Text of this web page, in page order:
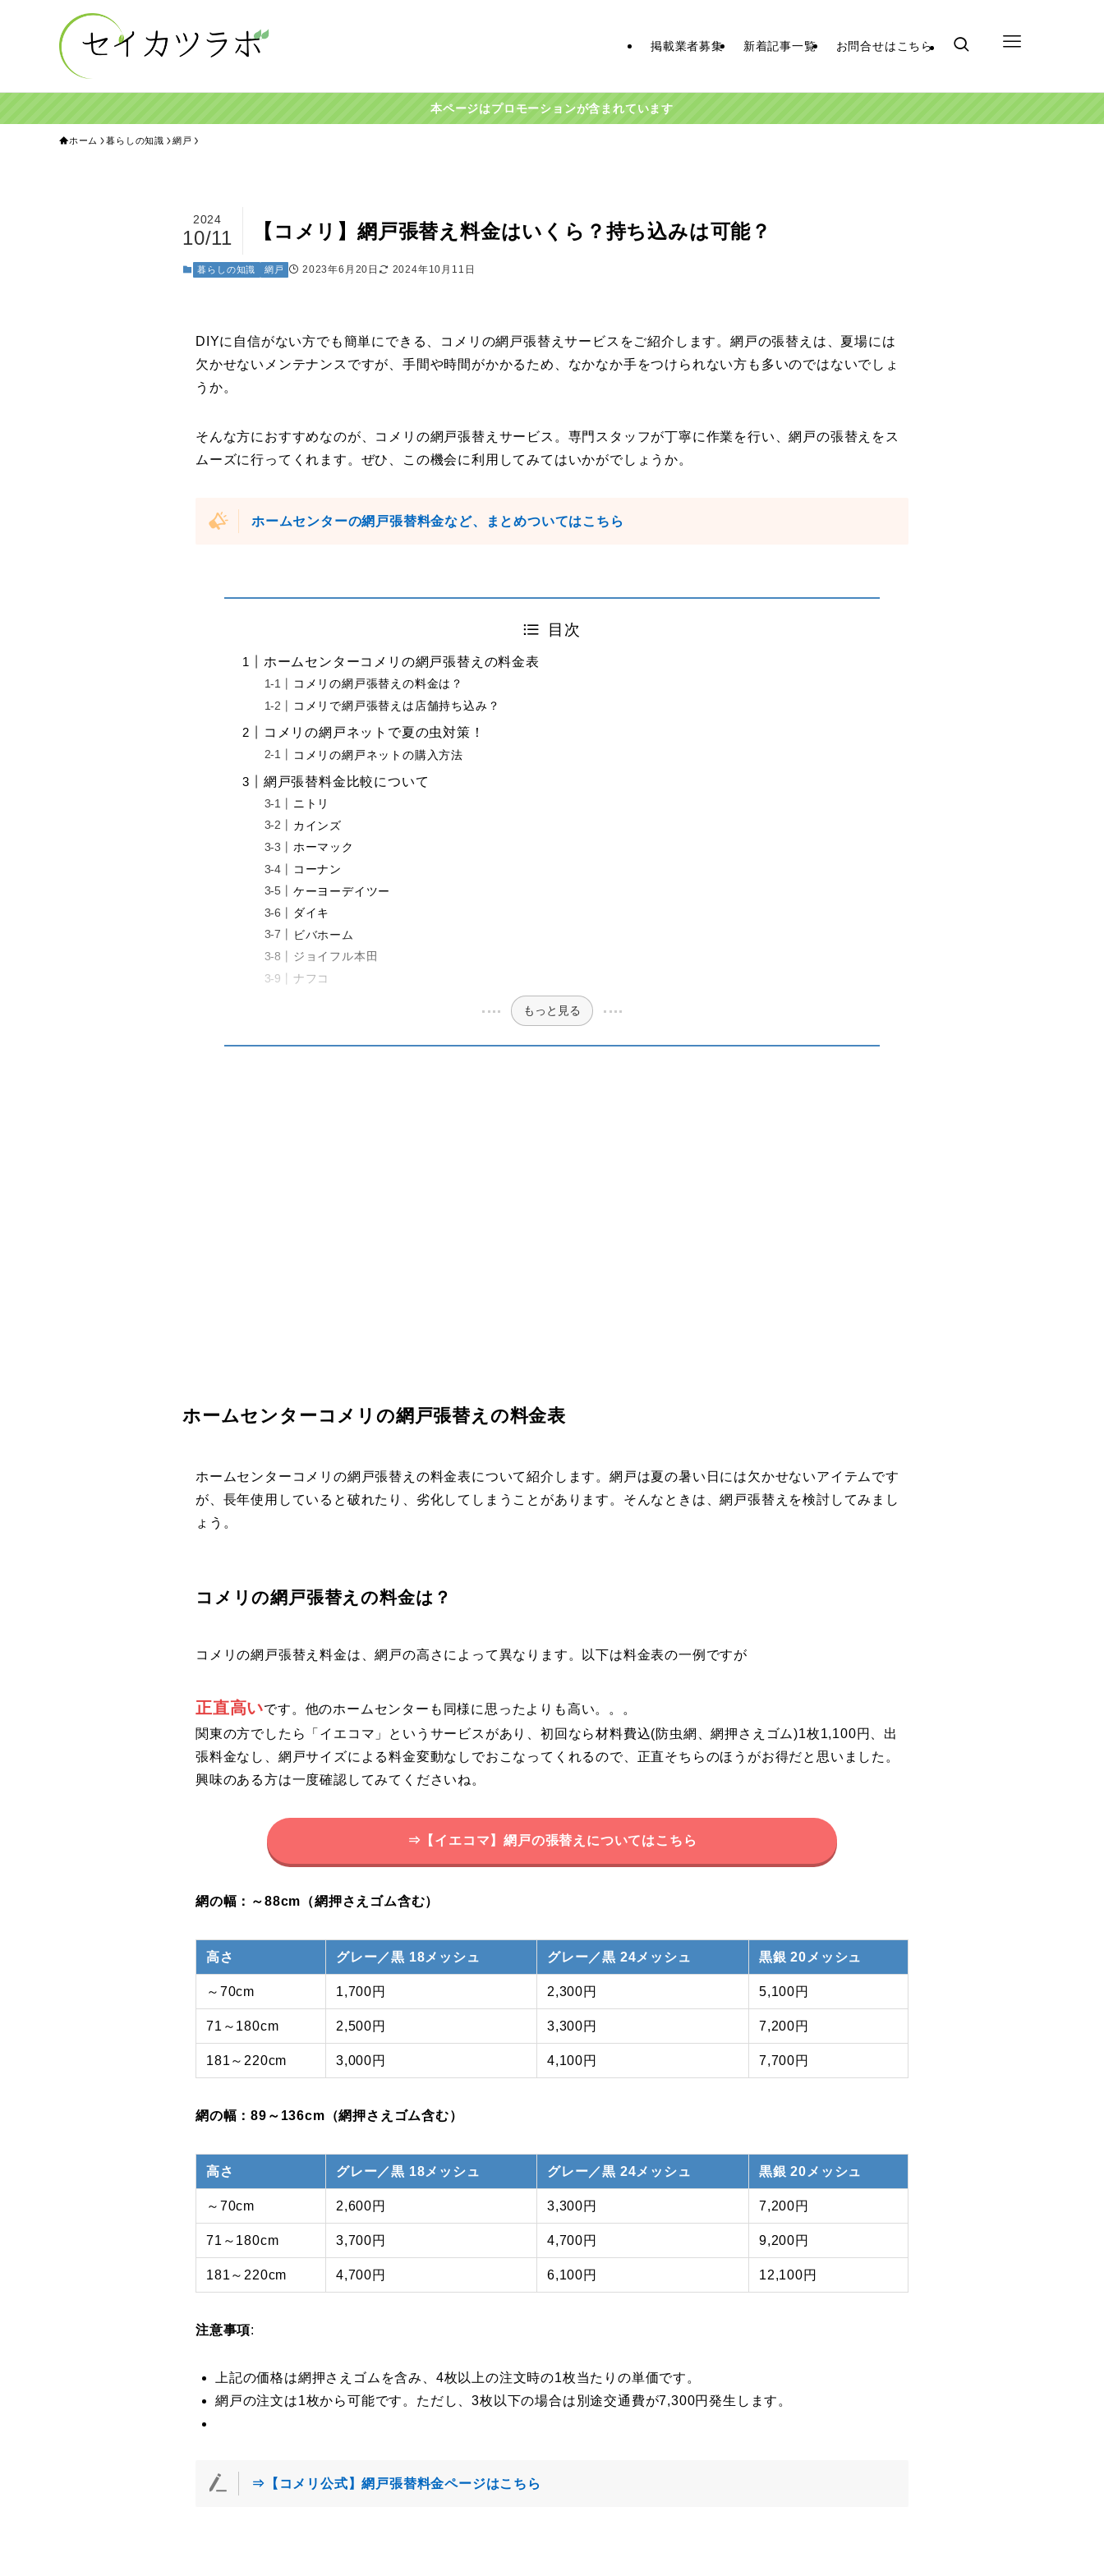
掲載業者募集 新着記事一覧 お問合せはこちら
本ページはプロモーションが含まれています
ホーム 暮らしの知識 網戸
【コメリ】網戸張替え料金はいくら？持ち込みは可能？
2024
10/11
暮らしの知識 網戸 2023年6月20日 2024年10月11日
DIYに自信がない方でも簡単にできる、コメリの網戸張替えサービスをご紹介します。網戸の張替えは、夏場には
欠かせないメンテナンスですが、手間や時間がかかるため、なかなか手をつけられない方も多いのではないでしょ
うか。
そんな方におすすめなのが、コメリの網戸張替えサービス。専門スタッフが丁寧に作業を行い、網戸の張替えをス
ムーズに行ってくれます。ぜひ、この機会に利用してみてはいかがでしょうか。
ホームセンターの網戸張替料金など、まとめついてはこちら
目次
ホームセンターコメリの網戸張替えの料金表
コメリの網戸張替えの料金は？
コメリで網戸張替えは店舗持ち込み？
コメリの網戸ネットで夏の虫対策！
コメリの網戸ネットの購入方法
網戸張替料金比較について
ニトリ
カインズ
ホーマック
コーナン
ケーヨーデイツー
ダイキ
ビバホーム
ジョイフル本田
ナフコ
もっと見る
ホームセンターコメリの網戸張替えの料金表
ホームセンターコメリの網戸張替えの料金表について紹介します。網戸は夏の暑い日には欠かせないアイテムです
が、長年使用していると破れたり、劣化してしまうことがあります。そんなときは、網戸張替えを検討してみまし
ょう。
コメリの網戸張替えの料金は？
コメリの網戸張替え料金は、網戸の高さによって異なります。以下は料金表の一例ですが
正直高いです。他のホームセンターも同様に思ったよりも高い。。。
関東の方でしたら「イエコマ」というサービスがあり、初回なら材料費込(防虫網、網押さえゴム)1枚1,100円、出
張料金なし、網戸サイズによる料金変動なしでおこなってくれるので、正直そちらのほうがお得だと思いました。
興味のある方は一度確認してみてくださいね。
⇒【イエコマ】網戸の張替えについてはこちら
網の幅：～88cm（網押さえゴム含む）
高さ グレー／黒 18メッシュ グレー／黒 24メッシュ 黒銀 20メッシュ
～70cm 1,700円 2,300円 5,100円
71～180cm 2,500円 3,300円 7,200円
181～220cm 3,000円 4,100円 7,700円
網の幅：89～136cm（網押さえゴム含む）
高さ グレー／黒 18メッシュ グレー／黒 24メッシュ 黒銀 20メッシュ
～70cm 2,600円 3,300円 7,200円
71～180cm 3,700円 4,700円 9,200円
181～220cm 4,700円 6,100円 12,100円
注意事項:
上記の価格は網押さえゴムを含み、4枚以上の注文時の1枚当たりの単価です。
網戸の注文は1枚から可能です。ただし、3枚以下の場合は別途交通費が7,300円発生します。
⇒【コメリ公式】網戸張替料金ページはこちら